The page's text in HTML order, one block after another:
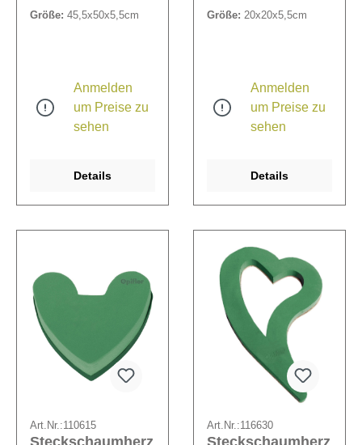
cm).
Größe: 45,5x50x5,5cm
Anmelden
um Preise zu
sehen
Details
Größe: 20x20x5,5cm
Anmelden
um Preise zu
sehen
Details
Art.Nr.:110615 Art.Nr.:116630